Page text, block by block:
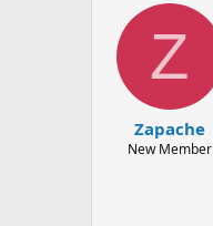
Z
Zapache
New Member